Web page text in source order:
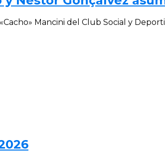
Mancini del Club Social y